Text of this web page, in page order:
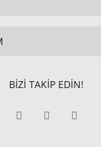
BİZİ TAKİP EDİN!